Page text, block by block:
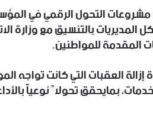
التحول الرقمي في
المديريات بالتنسيق مع وزارة
المقدمة للمواطنين.
إزالة العقبات التي كانت تواجه
بمايحقق تحولاً نوعياً